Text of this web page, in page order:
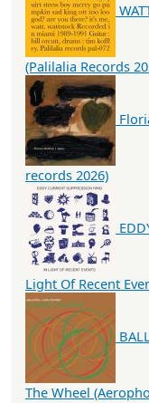
(Palilalia Records
records 2026)
Light Of Recent
The Wheel